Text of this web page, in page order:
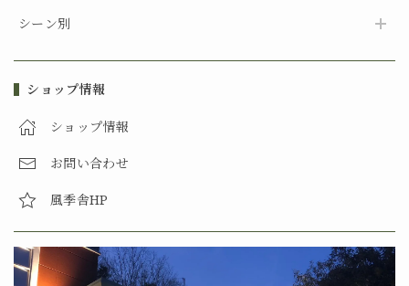
シーン別
ショップ情報
ショップ情報
お問い合わせ
風季舎HP